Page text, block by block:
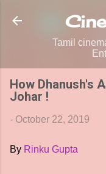
Tamil
How Dhanush's
Johar !
- October 22, 2019
By Rinku Gupta